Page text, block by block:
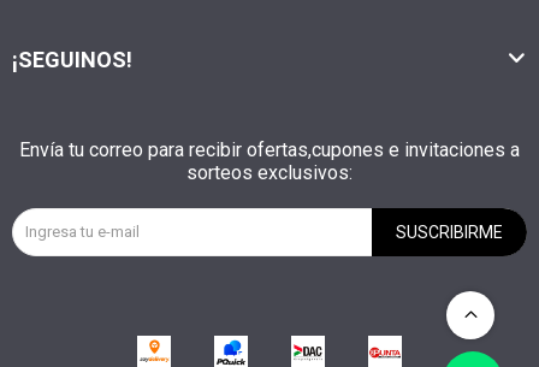
Envía tu correo para recibir ofertas,cupones e invitaciones a
sorteos exclusivos:
SUSCRIBIRME
¡SEGUINOS!